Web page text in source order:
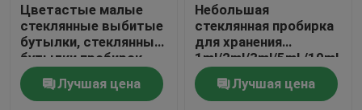
Цветастые малые
стеклянные выбитые
бутылки, стеклянные
бутылки пробирок
капельницы 10ml
Лучшая цена
Небольшая
стеклянная пробирка
для хранения
1ml/2ml/3ml/5ml /10ml
масел & жидкостей
фармацииЛучшая цена